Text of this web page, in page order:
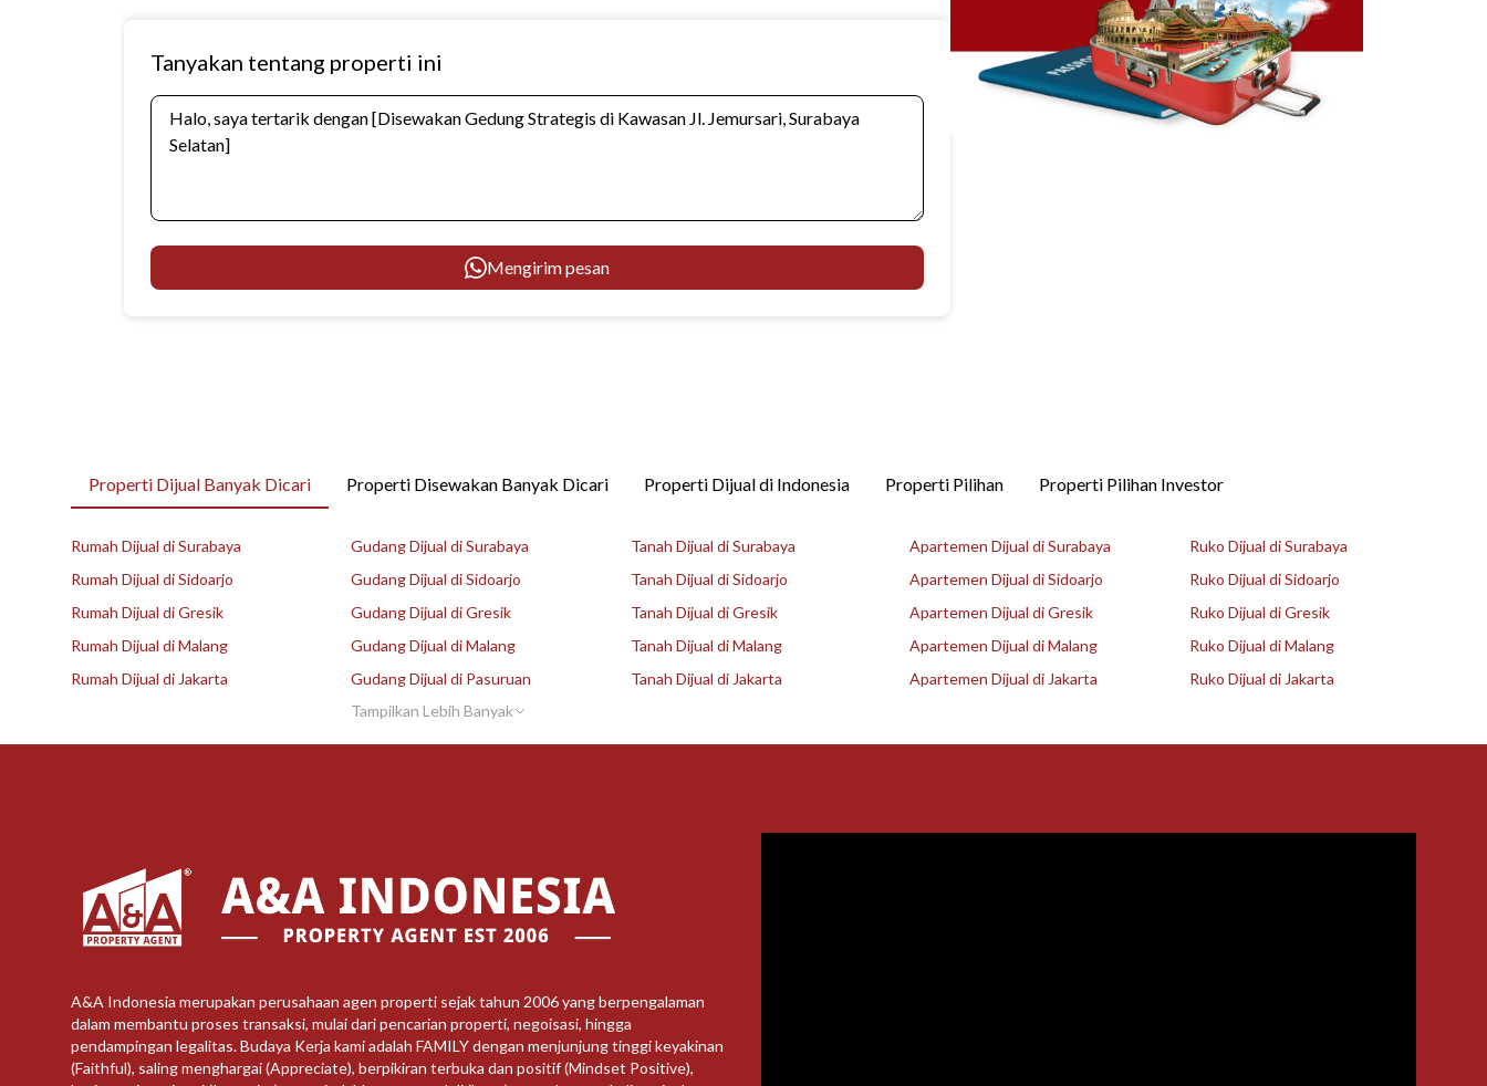
Tanyakan tentang properti ini
Mengirim pesan
Properti Dijual Banyak Dicari Properti Disewakan Banyak Dicari Properti Dijual di Indonesia Properti Pilihan Properti Pilihan Investor
Rumah Dijual di Surabaya
Rumah Dijual di Sidoarjo
Rumah Dijual di Gresik
Rumah Dijual di Malang
Rumah Dijual di Jakarta
Gudang Dijual di Surabaya
Gudang Dijual di Sidoarjo
Gudang Dijual di Gresik
Gudang Dijual di Malang
Gudang Dijual di Pasuruan
Tampilkan Lebih Banyak
Tanah Dijual di Surabaya
Tanah Dijual di Sidoarjo
Tanah Dijual di Gresik
Tanah Dijual di Malang
Tanah Dijual di Jakarta
Apartemen Dijual di Surabaya
Apartemen Dijual di Sidoarjo
Apartemen Dijual di Gresik
Apartemen Dijual di Malang
Apartemen Dijual di Jakarta
Ruko Dijual di Surabaya
Ruko Dijual di Sidoarjo
Ruko Dijual di Gresik
Ruko Dijual di Malang
Ruko Dijual di Jakarta
A&A Indonesia merupakan perusahaan agen properti sejak tahun 2006 yang berpengalaman
dalam membantu proses transaksi, mulai dari pencarian properti, negoisasi, hingga
pendampingan legalitas. Budaya Kerja kami adalah FAMILY dengan menjunjung tinggi keyakinan
(Faithful), saling menghargai (Appreciate), berpikiran terbuka dan positif (Mindset Positive),